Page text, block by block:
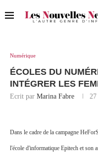
Numérique
ÉCOLES DU
INTÉGRER LES
Ecrit par Marina Fabre 27
Dans le cadre de la campagne
l'école d'informatique Epitech et son